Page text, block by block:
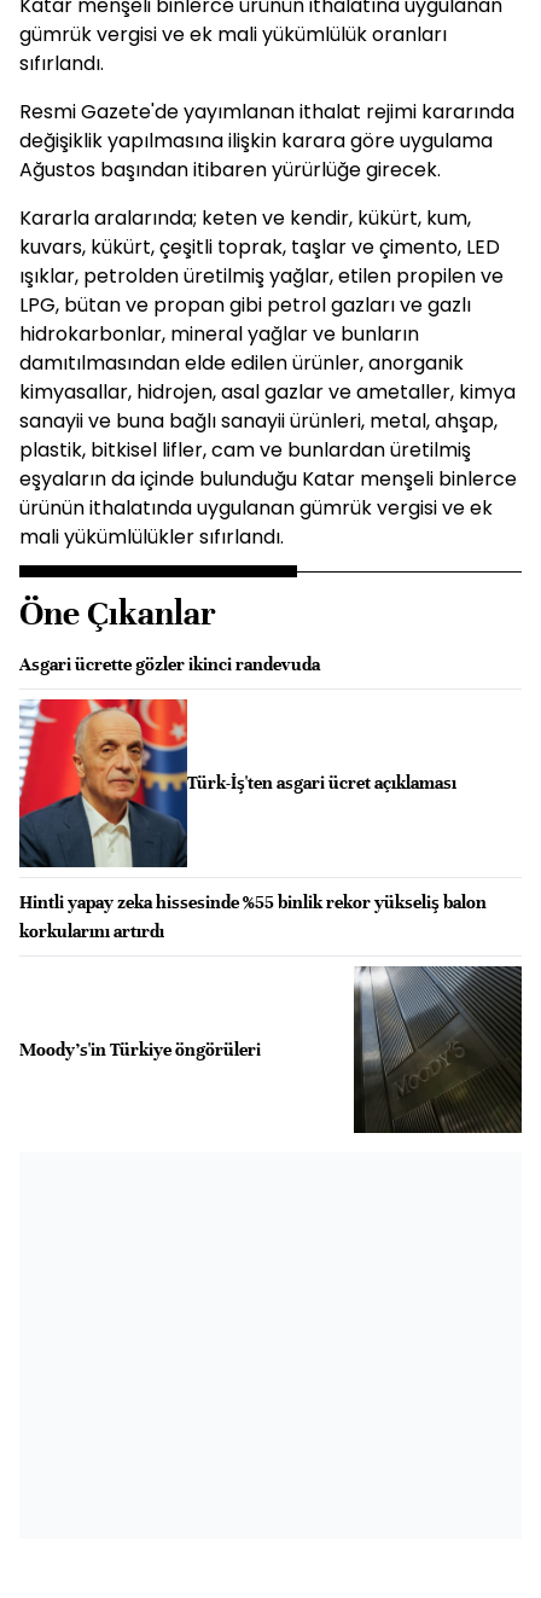
gümrük vergisi ve ek mali yükümlülük oranları
sıfırlandı.
Resmi Gazete'de yayımlanan ithalat rejimi kararında
değişiklik yapılmasına ilişkin karara göre uygulama
Ağustos başından itibaren yürürlüğe girecek.
Kararla aralarında; keten ve kendir, kükürt, kum,
kuvars, kükürt, çeşitli toprak, taşlar ve çimento, LED
ışıklar, petrolden üretilmiş yağlar, etilen propilen ve
LPG, bütan ve propan gibi petrol gazları ve gazlı
hidrokarbonlar, mineral yağlar ve bunların
damıtılmasından elde edilen ürünler, anorganik
kimyasallar, hidrojen, asal gazlar ve ametaller, kimya
sanayii ve buna bağlı sanayii ürünleri, metal, ahşap,
plastik, bitkisel lifler, cam ve bunlardan üretilmiş
eşyaların da içinde bulunduğu Katar menşeli binlerce
ürünün ithalatında uygulanan gümrük vergisi ve ek
mali yükümlülükler sıfırlandı.
Öne Çıkanlar
Asgari ücrette gözler ikinci randevuda
Türk-İş'ten asgari ücret açıklaması
Hintli yapay zeka hissesinde %55 binlik rekor yükseliş balon
korkularını artırdı
Moody's'in Türkiye öngörüleri